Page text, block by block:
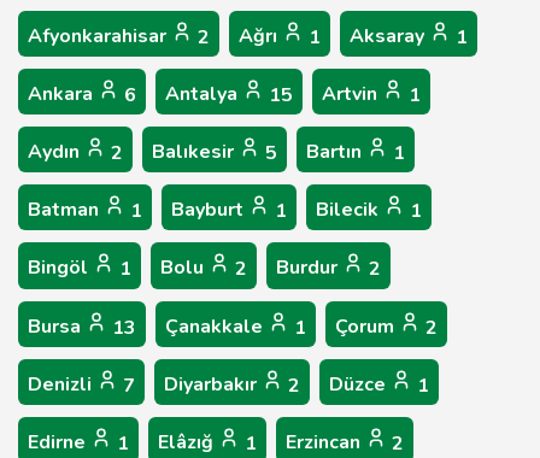
Afyonkarahisar 2 Ağrı 1 Aksaray 1
Ankara 6 Antalya 15 Artvin 1
Aydın 2 Balıkesir 5 Bartın 1
Batman 1 Bayburt 1 Bilecik 1
Bingöl 1 Bolu 2 Burdur 2
Bursa 13 Çanakkale 1 Çorum 2
Denizli 7 Diyarbakır 2 Düzce 1
Edirne 1 Elâzığ 1 Erzincan 2